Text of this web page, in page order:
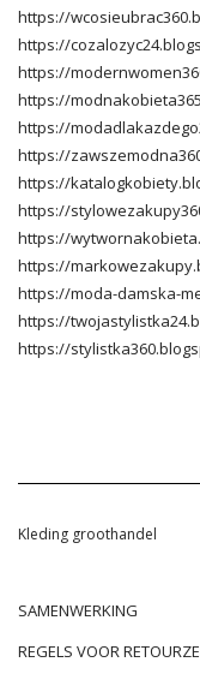
https://
https://
https://
https://
https://
https://
https://
https://
https://
https://
https://moda-damska-
https://
https://
Kleding groothandel
SAMENWERKING
REGELS VOOR